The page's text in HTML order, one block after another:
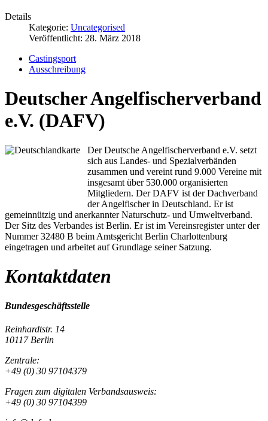
Details
Kategorie: Uncategorised
Veröffentlicht: 28. März 2018
Castingsport
Ausschreibung
Deutscher Angelfischerverband
e.V. (DAFV)
Der Deutsche Angelfischerverband e.V. setzt
sich aus Landes- und Spezialverbänden
zusammen und vereint rund 9.000 Vereine mit
insgesamt über 530.000 organisierten
Mitgliedern. Der DAFV ist der Dachverband
der Angelfischer in Deutschland. Er ist
gemeinnützig und anerkannter Naturschutz- und Umweltverband.
Der Sitz des Verbandes ist Berlin. Er ist im Vereinsregister unter der
Nummer 32480 B beim Amtsgericht Berlin Charlottenburg
eingetragen und arbeitet auf Grundlage seiner Satzung.
Kontaktdaten
Bundesgeschäftsstelle
Reinhardtstr. 14
10117 Berlin
Zentrale:
+49 (0) 30 97104379
Fragen zum digitalen Verbandsausweis:
+49 (0) 30 97104399